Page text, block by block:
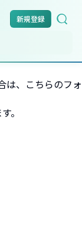
新規登録
は、こちらのフォ
。